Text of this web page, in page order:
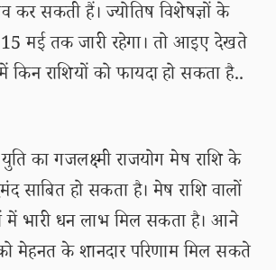
कर सकती हैं। ज्योतिष विशेषज्ञों के
मई तक जारी रहेगा। तो आइए देखते
राशियों को फायदा हो सकता है..
का गजलक्ष्मी राजयोग मेष राशि के
साबित हो सकता है। मेष राशि वालों
में भारी धन लाभ मिल सकता है। आने
मेहनत के शानदार परिणाम मिल सकते